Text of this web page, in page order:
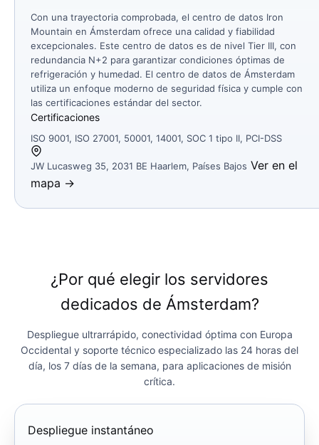
Con una trayectoria comprobada, el centro de datos Iron
Mountain en Ámsterdam ofrece una calidad y fiabilidad
excepcionales. Este centro de datos es de nivel Tier III, con
redundancia N+2 para garantizar condiciones óptimas de
refrigeración y humedad. El centro de datos de Ámsterdam
utiliza un enfoque moderno de seguridad física y cumple con
las certificaciones estándar del sector.
Certificaciones
ISO 9001, ISO 27001, 50001, 14001, SOC 1 tipo II, PCI-DSS
JW Lucasweg 35, 2031 BE Haarlem, Países Bajos Ver en el
mapa →
¿Por qué elegir los servidores
dedicados de Ámsterdam?
Despliegue ultrarrápido, conectividad óptima con Europa
Occidental y soporte técnico especializado las 24 horas del
día, los 7 días de la semana, para aplicaciones de misión
crítica.
Despliegue instantáneo